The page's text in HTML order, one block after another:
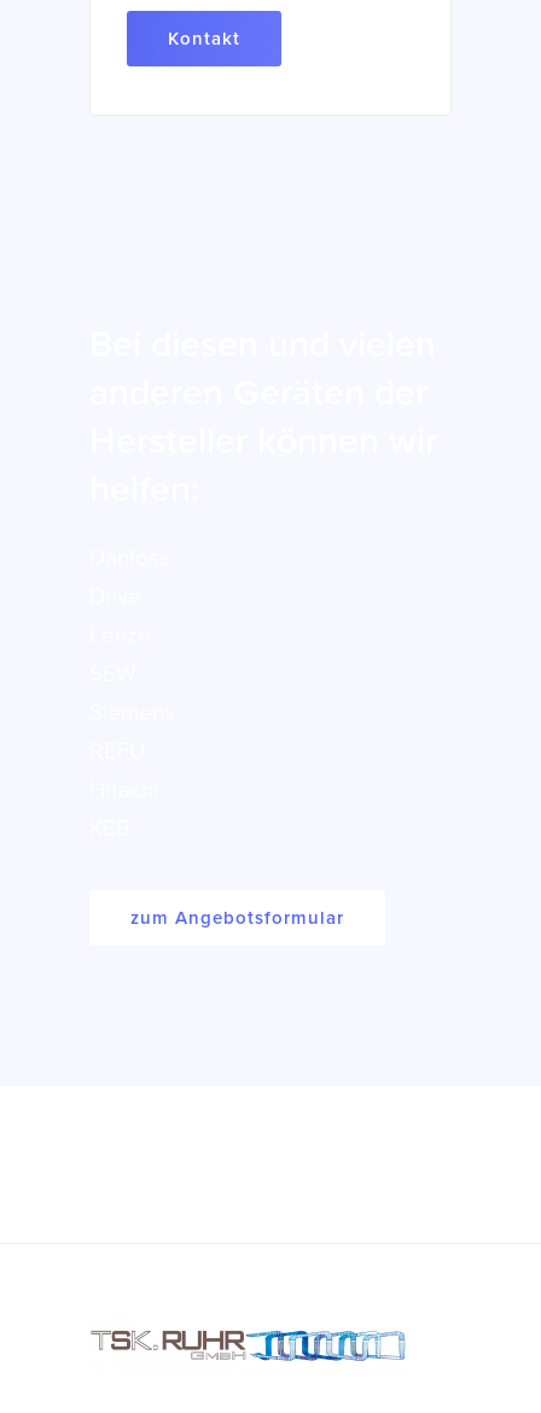
Kontakt
zum Angebotsformular